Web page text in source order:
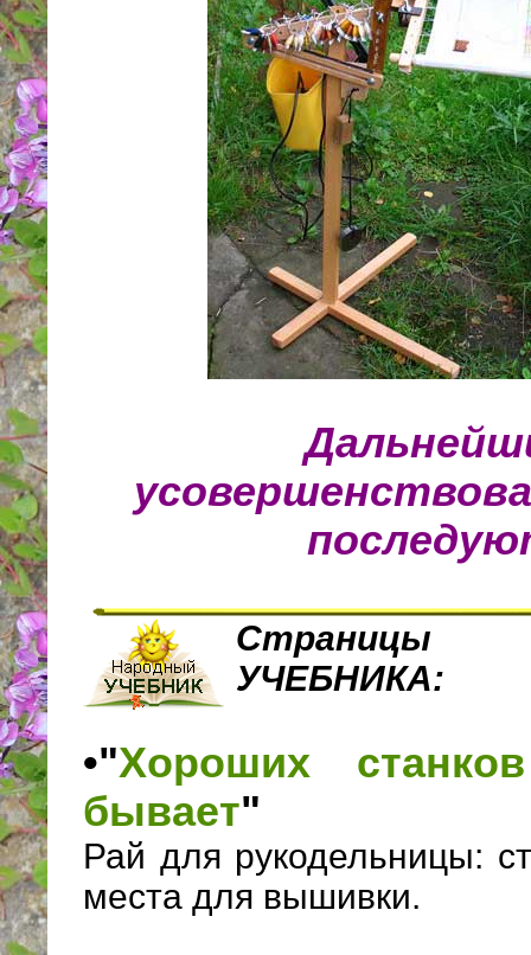
Страницы
УЧЕБНИКА:
•"Хороших
бывает"
Рай для рукодельницы:
места для вышивки.